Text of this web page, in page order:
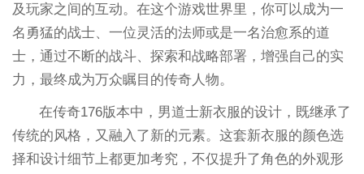
及玩家之间的互动。在这个游戏世界里，你可以成为一
名勇猛的战士、一位灵活的法师或是一名治愈系的道
士，通过不断的战斗、探索和战略部署，增强自己的实
力，最终成为万众瞩目的传奇人物。
在传奇176版本中，男道士新衣服的设计，既继承了
传统的风格，又融入了新的元素。这套新衣服的颜色选
择和设计细节上都更加考究，不仅提升了角色的外观形